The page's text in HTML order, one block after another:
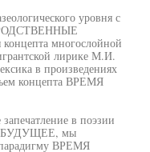
уровня с
многослойной
лирике М.И.
в произведениях
концепта ВРЕМЯ
в поэзии
БУДУЩЕЕ, мы
ВРЕМЯ